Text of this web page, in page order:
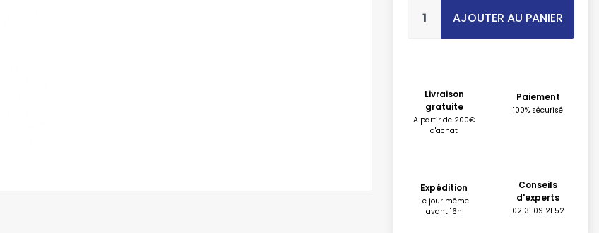
AJOUTER AU PANIER
Livraison
gratuite
A partir de 200€
d'achat
Paiement
100% sécurisé
Expédition
Le jour même
avant 16h
Conseils
d'experts
02 31 09 21 52